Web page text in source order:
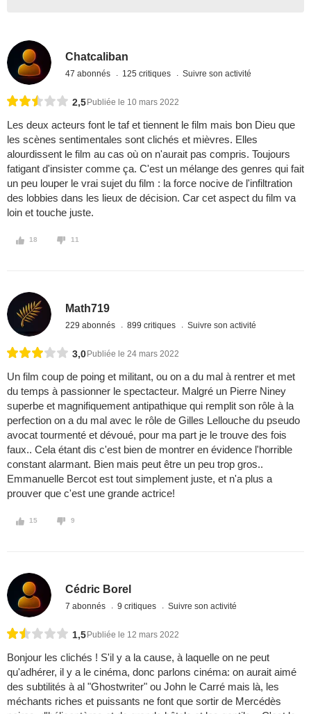
Chatcaliban
47 abonnés 125 critiques Suivre son activité
2,5 Publiée le 10 mars 2022
Les deux acteurs font le taf et tiennent le film mais bon Dieu que
les scènes sentimentales sont clichés et mièvres. Elles
alourdissent le film au cas où on n'aurait pas compris. Toujours
fatigant d'insister comme ça. C'est un mélange des genres qui fait
un peu louper le vrai sujet du film : la force nocive de l'infiltration
des lobbies dans les lieux de décision. Car cet aspect du film va
loin et touche juste.
18 11
Math719
229 abonnés 899 critiques Suivre son activité
3,0 Publiée le 24 mars 2022
Un film coup de poing et militant, ou on a du mal à rentrer et met
du temps à passionner le spectacteur. Malgré un Pierre Niney
superbe et magnifiquement antipathique qui remplit son rôle à la
perfection on a du mal avec le rôle de Gilles Lellouche du pseudo
avocat tourmenté et dévoué, pour ma part je le trouve des fois
faux.. Cela étant dis c'est bien de montrer en évidence l'horrible
constant alarmant. Bien mais peut être un peu trop gros..
Emmanuelle Bercot est tout simplement juste, et n'a plus a
prouver que c'est une grande actrice!
15 9
Cédric Borel
7 abonnés 9 critiques Suivre son activité
1,5 Publiée le 12 mars 2022
Bonjour les clichés ! S'il y a la cause, à laquelle on ne peut
qu'adhérer, il y a le cinéma, donc parlons cinéma: on aurait aimé
des subtilités à al "Ghostwriter" ou John le Carré mais là, les
méchants riches et puissants ne font que sortir de Mercédès